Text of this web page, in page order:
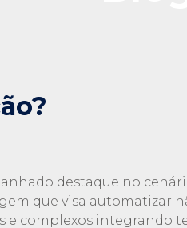
destaque no
que visa automatizar
e complexos integrando